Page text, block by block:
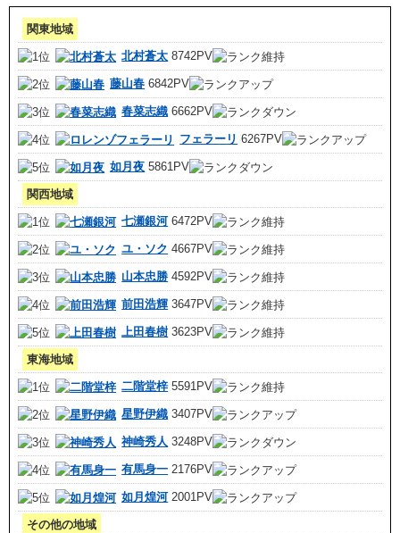
関東地域
北村蒼太 8742PV
藤山春 6842PV
春菜志織 6662PV
フェラーリ 6267PV
如月夜 5861PV
関西地域
七瀬銀河6472PV
ユ・ソク 4667PV
山本忠勝 4592PV
前田浩輝 3647PV
上田春樹 3623PV
東海地域
二階堂梓 5591PV
星野伊織 3407PV
神崎秀人 3248PV
有馬身一 2176PV
如月煌河2001PV
その他の地域